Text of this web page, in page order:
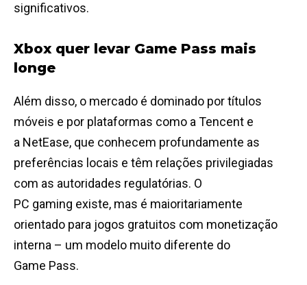
significativos.
Xbox quer levar Game Pass mais
longe
Além disso, o mercado é dominado por títulos
móveis e por plataformas como a Tencent e
a NetEase, que conhecem profundamente as
preferências locais e têm relações privilegiadas
com as autoridades regulatórias. O
PC gaming existe, mas é maioritariamente
orientado para jogos gratuitos com monetização
interna – um modelo muito diferente do
Game Pass.